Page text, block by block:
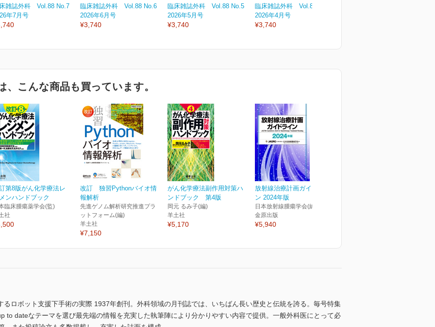
雑誌外科 Vol.88 No.7
年7月号
臨床雑誌外科 Vol.88 No.6
2026年6月号
¥3,740
臨床雑誌外科 Vol.88 No.5
2026年5月号
¥3,740
臨床雑誌外科 Vol.88 No.4
2026年4月号
¥3,740
、こんな商品も買っています。
第8版がん化学療法レ
ンハンドブック
臨床腫瘍薬学会(監)
社
改訂 独習Pythonバイオ情
報解析
先進ゲノム解析研究推進プラ
ットフォーム(編)
羊土社
¥7,150
がん化学療法副作用対策ハ
ンドブック 第4版
岡元 るみ子(編)
羊土社
¥5,170
放射線治療計画ガイドライ
ン 2024年版
日本放射線腫瘍学会(編)
金原出版
¥5,940
るロボット支援下手術の実際 1937年創刊。外科領域の月刊誌では、いちばん長い歴史と伝統を誇る。毎号特集
to dateなテーマを選び最先端の情報を充実した執筆陣により分かりやすい内容で提供。一般外科医にとって必